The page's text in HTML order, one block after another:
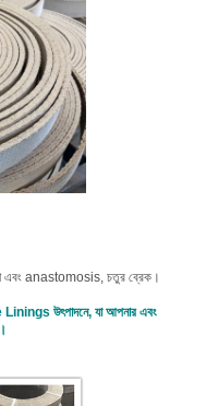
এবং anastomosis, চতুর ব্রেক।
উৎপাদনে, যা আপনার এবং